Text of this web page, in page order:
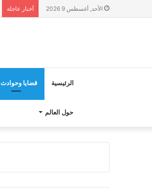
الأحد, أغسطس 9 2026 أخبار عاجلة
الرئيسية قضايا وحوادث
حول العالم